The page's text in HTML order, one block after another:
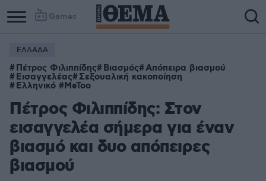
Games
ΕΛΛΑΔΑ
Πέτρος Φιλιππίδης Βιασμός Απόπειρα βιασμού
Εισαγγελέας Σεξουαλική κακοποίηση
Ελληνικό #MeToo
Πέτρος Φιλιππίδης: Στον
εισαγγελέα σήμερα για έναν
βιασμό και δυο απόπειρες
βιασμού